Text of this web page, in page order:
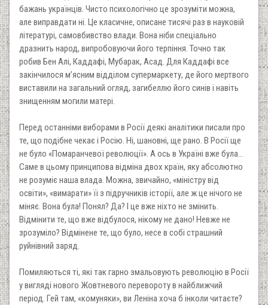
бажань українців. Чисто психологічно це зрозуміти можна,
але виправдати ні. Це класичне, описане тисячі раз в науковій
літературі, самовбивство влади. Вона ніби спеціально
дразнить народ, випробовуючи його терпіння. Точно так
робив Бен Алі, Каддафі, Мубарак, Асад. Для Каддафі все
закінчилося м’ясним відділом супермаркету, де його мертвого
виставили на загальний огляд, загибеллю його синів і навіть
знищенням могили матері.
Перед останніми виборами в Росії деякі аналітики писали про
те, що подібне чекає і Росію. Ні, шановні, ще рано. В Росії ще
не було «Помаранчевої революції». А ось в Україні вже була…
Саме в цьому принципова відміна двох країн, яку абсолютно
не розуміє наша влада. Можна, звичайно, «міністру від
освіти», «вимарати» її з підручників історії, але ж це нічого не
міняє. Вона була! Понял? Да? І це вже ніхто не змінить.
Відмінити те, що вже відбулося, нікому не дано! Невже не
зрозуміло? Відмінене те, що було, несе в собі страшний
руйнівний заряд.
Помиляються ті, які так гарно змальовують революцію в Росії
у вигляді нового Жовтневого перевороту в найближчий
період. Гей там, «комуняки», ви Леніна хоча б інколи читаєте?